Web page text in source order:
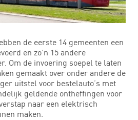
de eerste 14 gemeenten een
en zo’n 15 andere
Om de invoering soepel te laten
gemaakt over onder andere de
uitstel voor bestelauto’s met
geldende ontheffingen voor
naar een elektrisch
maken.